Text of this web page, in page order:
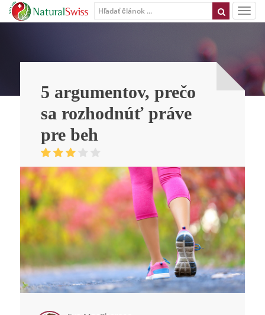
5 argumentov, prečo
sa rozhodnúť práve
pre beh